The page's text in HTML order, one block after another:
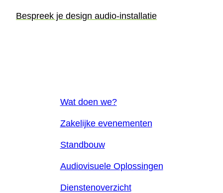
Bespreek je design audio-installatie
Wat doen we?
Zakelijke evenementen
Standbouw
Audiovisuele Oplossingen
Dienstenoverzicht